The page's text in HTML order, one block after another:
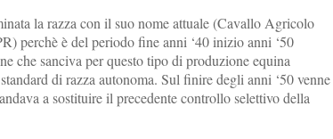
la razza con il suo nome attuale (Cavallo Agricolo
perchè è del periodo fine anni ‘40 inizio anni ‘50
che sanciva per questo tipo di produzione equina
di razza autonoma. Sul finire degli anni ‘50 venne
a sostituire il precedente controllo selettivo della